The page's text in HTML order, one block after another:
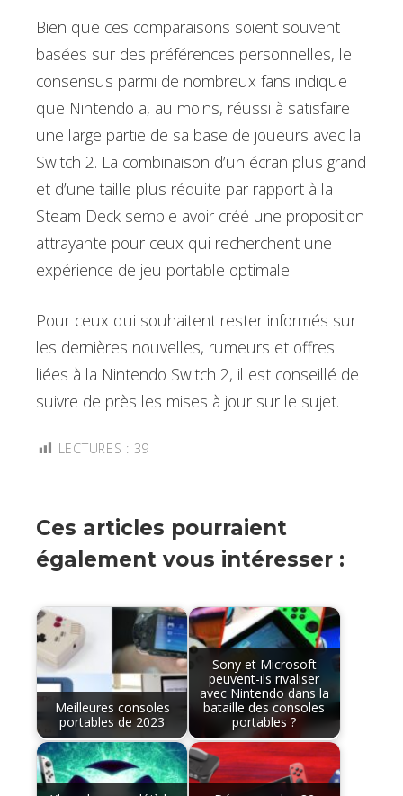
Bien que ces comparaisons soient souvent
basées sur des préférences personnelles, le
consensus parmi de nombreux fans indique
que Nintendo a, au moins, réussi à satisfaire
une large partie de sa base de joueurs avec la
Switch 2. La combinaison d’un écran plus grand
et d’une taille plus réduite par rapport à la
Steam Deck semble avoir créé une proposition
attrayante pour ceux qui recherchent une
expérience de jeu portable optimale.
Pour ceux qui souhaitent rester informés sur
les dernières nouvelles, rumeurs et offres
liées à la Nintendo Switch 2, il est conseillé de
suivre de près les mises à jour sur le sujet.
LECTURES : 39
Ces articles pourraient
également vous intéresser :
Meilleures consoles
portables de 2023
Sony et Microsoft
peuvent-ils rivaliser
avec Nintendo dans la
bataille des consoles
portables ?